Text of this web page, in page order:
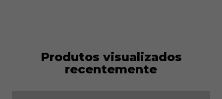
Produtos visualizados
recentemente